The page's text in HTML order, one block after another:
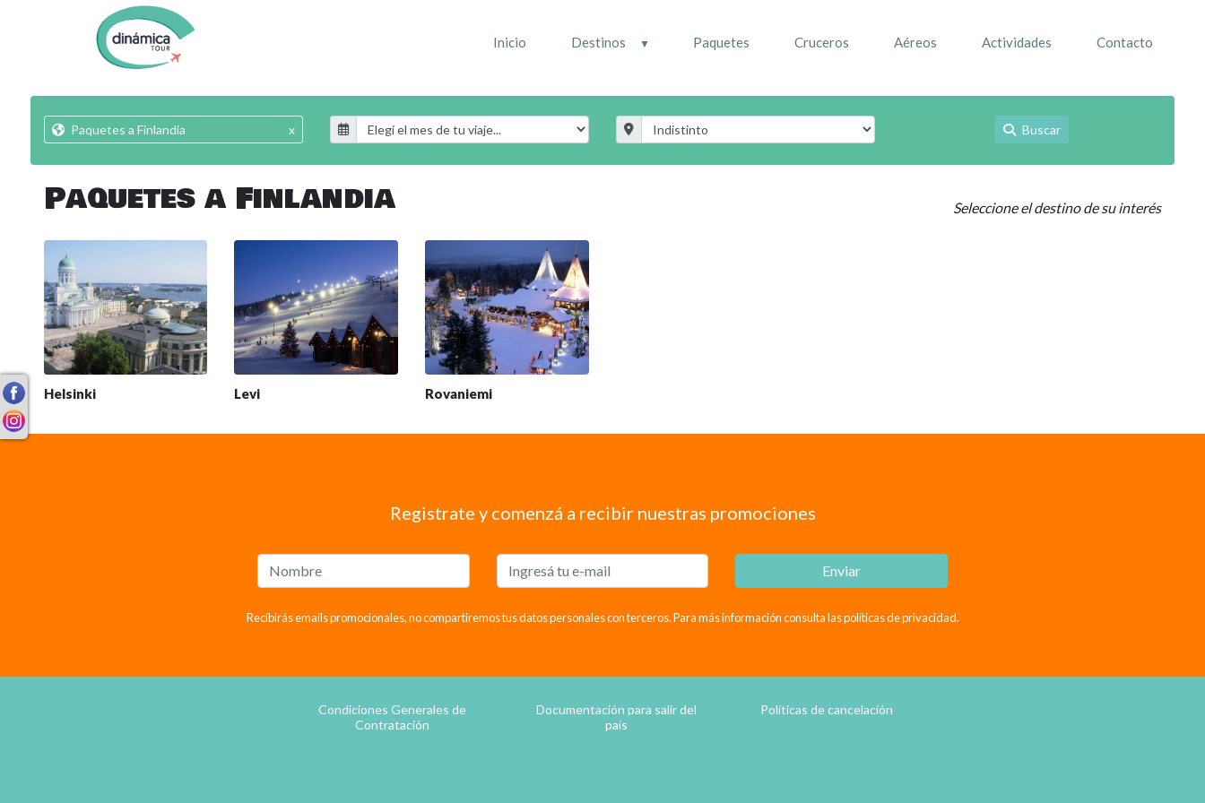
Inicio Destinos Paquetes Cruceros Aéreos Actividades Contacto
Paquetes a Finlandia x Buscar
Paquetes a Finlandia Seleccione el destino de su interés
Helsinki Levi Rovaniemi
Registrate y comenzá a recibir nuestras promociones
Enviar
Recibirás emails promocionales, no compartiremos tus datos personales con terceros. Para más información consulta las políticas de privacidad.
Condiciones Generales de
Contratación
Documentación para salir del
país
Políticas de cancelación